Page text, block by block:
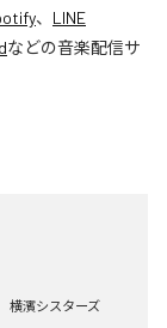
、 LINE
などの音楽配信サ
横濱シスターズ